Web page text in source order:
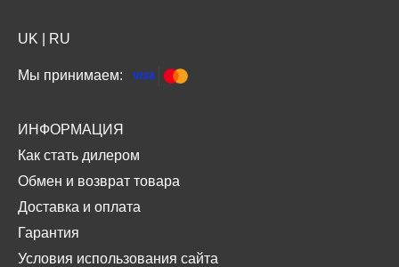
UK RU
Мы принимаем:
ИНФОРМАЦИЯ
Как стать дилером
Обмен и возврат товара
Доставка и оплата
Гарантия
Условия использования сайта